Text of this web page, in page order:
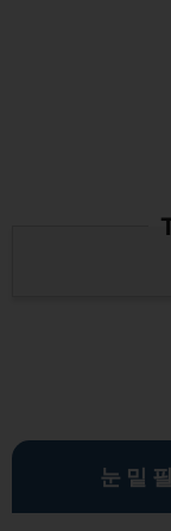
눈 밑